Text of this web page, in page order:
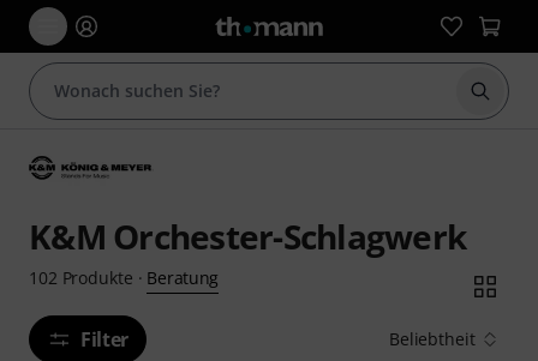
Suche
K&M Orchester-Schlagwerk
102 Produkte · Beratung
Filter Beliebtheit